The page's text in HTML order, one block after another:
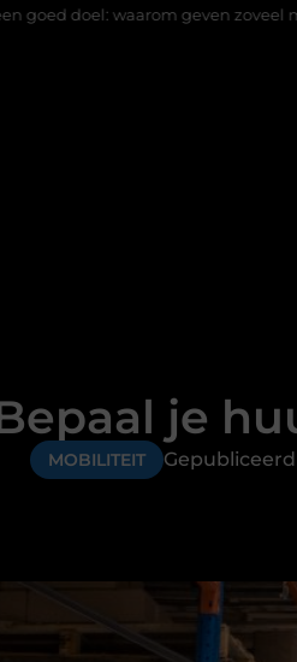
geven zoveel mensen en wat zijn
je
MOBILITEIT